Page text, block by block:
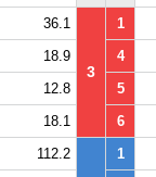
36.1
3
1
18.9 4
12.8 5
18.1 6
112.2 1